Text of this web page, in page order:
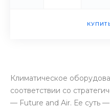
Климатическое
соответствии со
— Future and Air. Ее суть